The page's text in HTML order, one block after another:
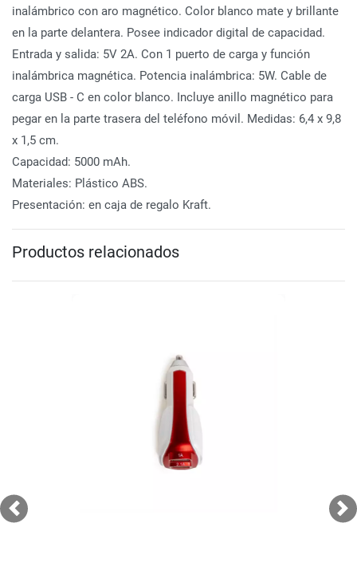
inalámbrico con aro magnético. Color blanco mate y brillante
en la parte delantera. Posee indicador digital de capacidad.
Entrada y salida: 5V 2A. Con 1 puerto de carga y función
inalámbrica magnética. Potencia inalámbrica: 5W. Cable de
carga USB - C en color blanco. Incluye anillo magnético para
pegar en la parte trasera del teléfono móvil. Medidas: 6,4 x 9,8
x 1,5 cm.
Capacidad: 5000 mAh.
Materiales: Plástico ABS.
Presentación: en caja de regalo Kraft.
Productos relacionados
Previous